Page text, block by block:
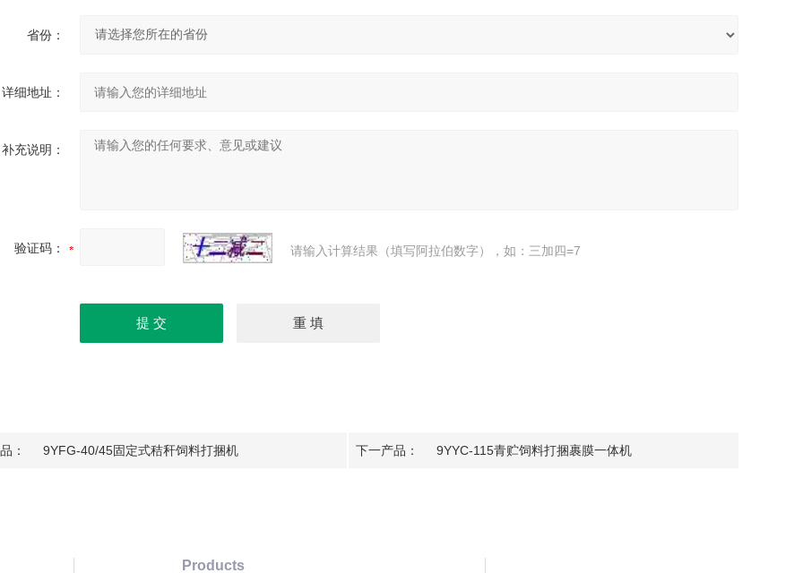
省份：
详细地址：
补充说明：
验证码： 请输入计算结果（填写阿拉伯数字），如：三加四=7
： 9YFG-40/45固定式秸秆饲料打捆机 下一产品： 9YYC-115青贮饲料打捆裹膜一体机
Products